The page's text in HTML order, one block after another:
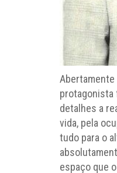
protagonista
detalhes a
vida, pela
tudo para o
espaço que